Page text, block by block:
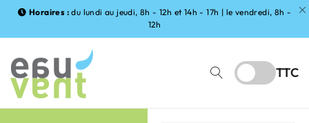
Horaires : du lundi au jeudi, 8h - 12h et 14h - 17h | le vendredi, 8h -
12h
TTC